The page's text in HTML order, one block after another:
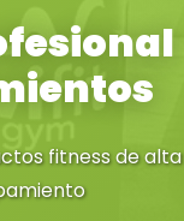
fitness de alta